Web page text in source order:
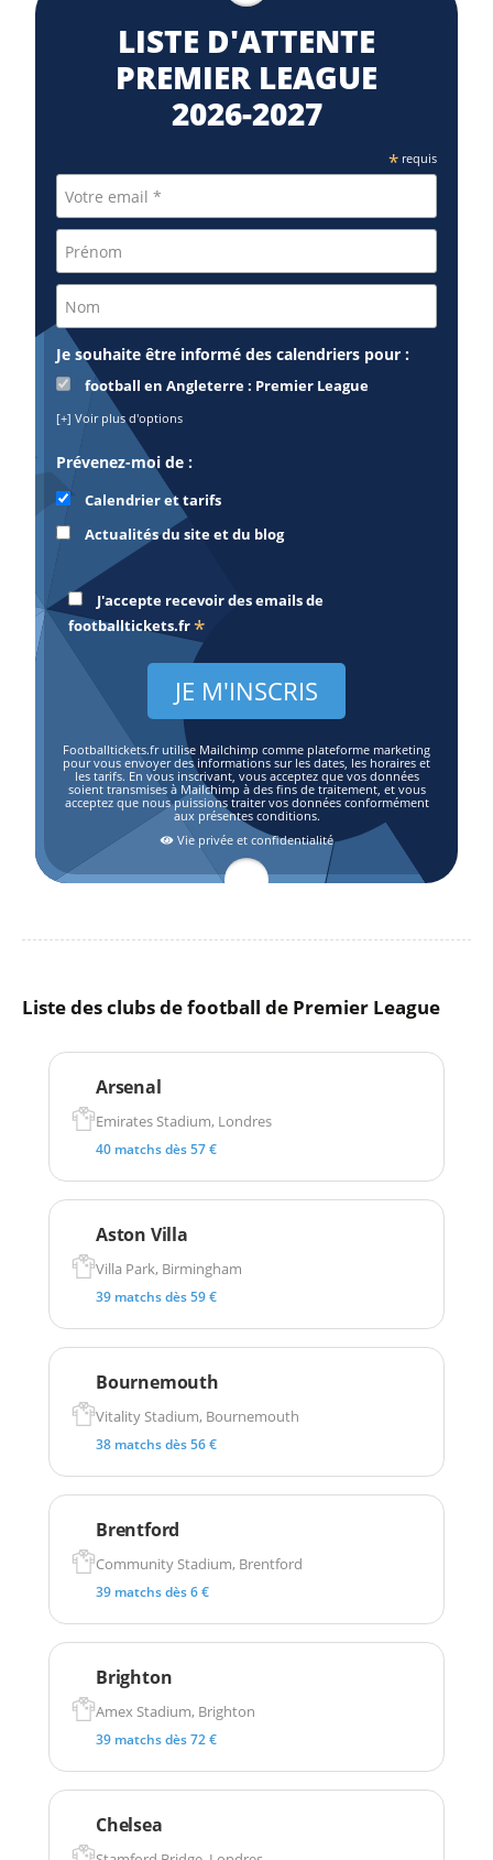
LISTE D'ATTENTE
PREMIER LEAGUE
2026-2027
*requis
Je souhaite être informé des calendriers pour :
football en Angleterre : Premier League
[+] Voir plus d'options
Prévenez-moi de :
Calendrier et tarifs
Actualités du site et du blog
J'accepte recevoir des emails de
footballtickets.fr *
Footballtickets.fr utilise Mailchimp comme plateforme marketing
pour vous envoyer des informations sur les dates, les horaires et
les tarifs. En vous inscrivant, vous acceptez que vos données
soient transmises à Mailchimp à des fins de traitement, et vous
acceptez que nous puissions traiter vos données conformément
aux présentes conditions.
Vie privée et confidentialité
Liste des clubs de football de Premier League
Arsenal
Emirates Stadium, Londres
40 matchs dès 57 €
Aston Villa
Villa Park, Birmingham
39 matchs dès 59 €
Bournemouth
Vitality Stadium, Bournemouth
38 matchs dès 56 €
Brentford
Community Stadium, Brentford
39 matchs dès 6 €
Brighton
Amex Stadium, Brighton
39 matchs dès 72 €
Chelsea